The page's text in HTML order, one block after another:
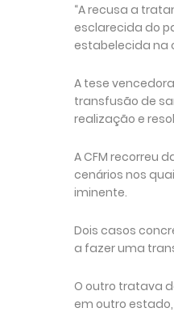
“A recusa a
esclarecida do
estabelecida na
A tese
transfusão de
realização e
A CFM recorreu
cenários nos
iminente.
Dois casos
a fazer uma
O outro tratava
em outro